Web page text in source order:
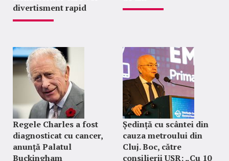
divertisment rapid
Regele Charles a fost
diagnosticat cu cancer,
anunță Palatul
Buckingham
Ședință cu scântei din
cauza metroului din
Cluj. Boc, către
consilierii USR: „Cu 10